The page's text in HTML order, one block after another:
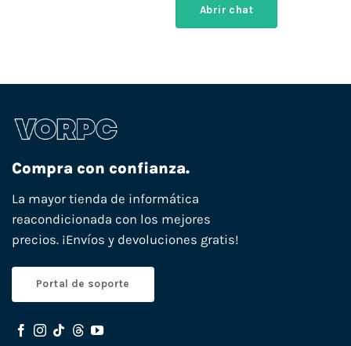
Abrir chat
Compra con confianza.
La mayor tienda de informática
reacondicionada con los mejores
precios. ¡Envíos y devoluciones gratis!
Portal de soporte